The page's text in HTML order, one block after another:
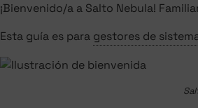
¡Bienvenido/a a Salto Nebula!
Esta guía es para gestores de